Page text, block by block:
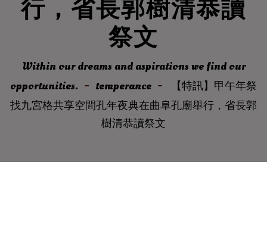
行，省長郭樹清恭讀
祭文
Within our dreams and aspirations we find our
opportunities.
temperance
【特訊】甲午年祭
找九宮格共享空間孔年夜典在曲阜孔廟舉行，省長郭
樹清恭讀祭文